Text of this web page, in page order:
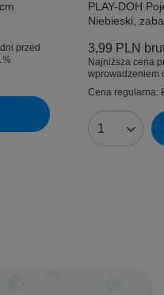
przed
PLAY-DOH
Niebieski,
3,99 PLN
Najniższa cena
wprowadzeniem
Cena regularna:
Ilość